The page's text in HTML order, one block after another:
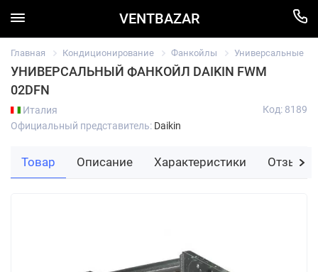
VENTBAZAR
Главная Кондиционирование Фанкойлы Универсальные
УНИВЕРСАЛЬНЫЙ ФАНКОЙЛ DAIKIN FWM
02DFN
Италия
Официальный представитель: Daikin
Код: 8189
Товар Описание Характеристики Отзывы